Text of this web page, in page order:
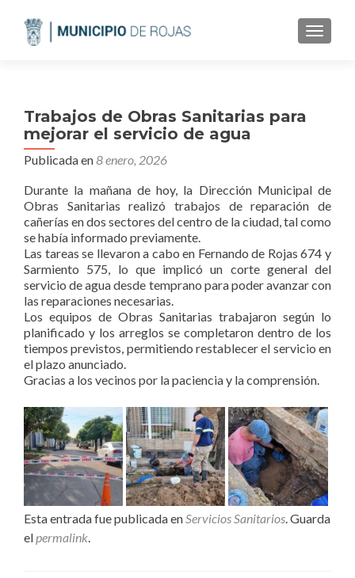
Trabajos de Obras Sanitarias para
mejorar el servicio de agua
Publicada en8 enero, 2026
Durante la mañana de hoy, la Dirección Municipal de
Obras Sanitarias realizó trabajos de reparación de
cañerías en dos sectores del centro de la ciudad, tal como
se había informado previamente.
Las tareas se llevaron a cabo en Fernando de Rojas 674 y
Sarmiento 575, lo que implicó un corte general del
servicio de agua desde temprano para poder avanzar con
las reparaciones necesarias.
Los equipos de Obras Sanitarias trabajaron según lo
planificado y los arreglos se completaron dentro de los
tiempos previstos, permitiendo restablecer el servicio en
el plazo anunciado.
Gracias a los vecinos por la paciencia y la comprensión.
Esta entrada fue publicada enServicios Sanitarios. Guarda
elpermalink.